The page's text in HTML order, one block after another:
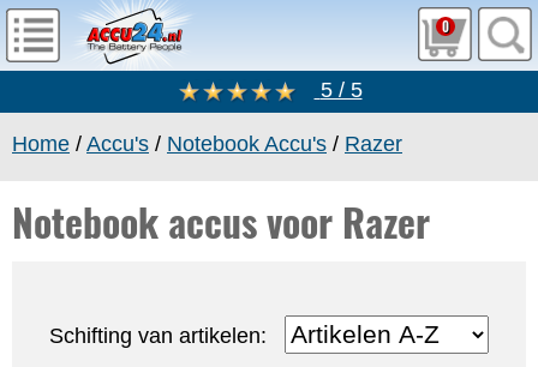
0
5 / 5
Home / Accu's / Notebook Accu's / Razer
Notebook accus voor Razer
Schifting van artikelen: